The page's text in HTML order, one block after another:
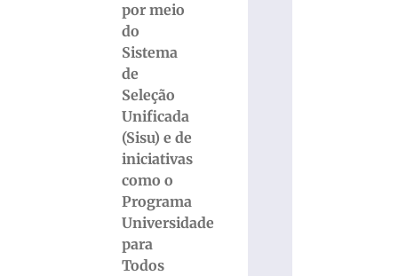
por meio
do
Sistema
de
Seleção
Unificada
(Sisu) e de
iniciativas
como o
Programa
Universidade
para
Todos